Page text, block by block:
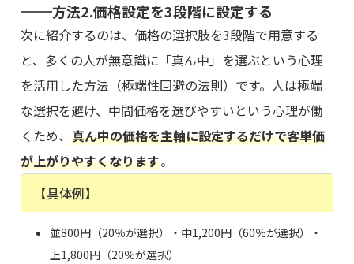
方法2.価格設定を3段階に設定する
次に紹介するのは、価格の選択肢を3段階で用意する
と、多くの人が無意識に「真ん中」を選ぶという心理
を活用した方法（極端性回避の法則）です。人は極端
な選択を避け、中間価格を選びやすいという心理が働
くため、真ん中の価格を主軸に設定するだけで客単価
が上がりやすくなります。
【具体例】
並800円（20％が選択）・中1,200円（60％が選択）・
上1,800円（20％が選択）